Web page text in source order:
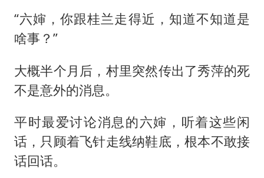
“六婶，你跟桂兰走得近，知道不知道是
啥事？”
大概半个月后，村里突然传出了秀萍的死
不是意外的消息。
平时最爱讨论消息的六婶，听着这些闲
话，只顾着飞针走线纳鞋底，根本不敢接
话回话。